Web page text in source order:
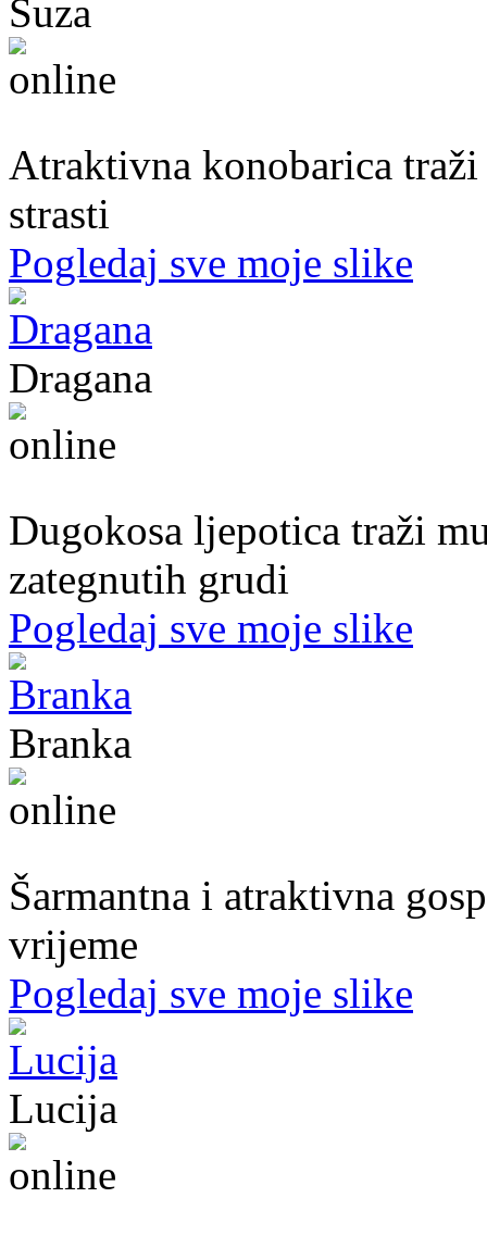
Suza
Atraktivna konobarica
strasti
Pogledaj sve moje slike
Dragana
Dugokosa ljepotica traži
zategnutih grudi
Pogledaj sve moje slike
Branka
Šarmantna i atraktivna
vrijeme
Pogledaj sve moje slike
Lucija